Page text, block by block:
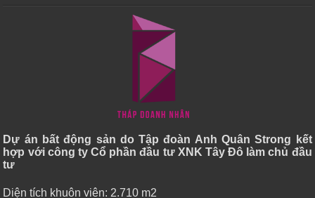
Dự án bất động sản do Tập đoàn Anh Quân Strong kết
hợp với công ty Cổ phần đầu tư XNK Tây Đô làm chủ đầu
tư
Diện tích khuôn viên: 2.710 m2